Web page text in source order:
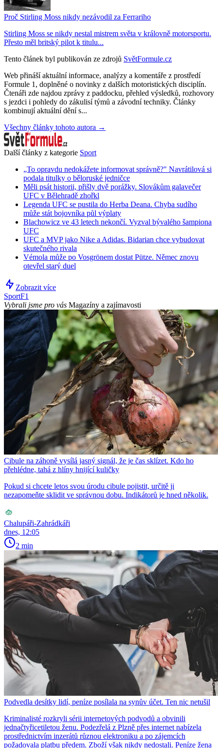
Proč Stirling Moss nikdy nezávodil za Ferrariho
Stirling Moss se nikdy nestal mistrem světa v královně motorsportu.
Přesto měl britský pilot k titulu...
Tento článek byl publikován ze zdrojů SvětFormule.cz
Web přináší aktuální informace, analýzy a komentáře z prostředí
Formule 1, doplněné o novinky z dalších motoristických disciplín.
Čtenáři zde najdou zprávy z paddocku, přehled výsledků, rozhovory
s jezdci i pohledy do zákulisí týmů a závodní techniky. Články
kombinují aktuální dění s...
Všechny články tohoto autora →
Další články z kategorie Sport
„To opravdu nedokážete informovat správně?" Navrátilová si
podala titulky o běloruské jedničce
Měli psát historii, přišly dvě porážky. Slovákům galavečer
UFC v Bělehradě zhořkl
Legenda UFC se pustila do Herba Deana. Chyba sudího
může stát bojovníka půl výplaty
Blachowicz ve 43 letech nekončí. Vyzval bývalého šampiona
UFC
UFC a MVP jako Nike a Adidas. Bidarian chce vybudovat
skutečného rivala
Vémola může po Vosgrönem dostat Pütze. Němec znovu
otevřel starý duel
Zobrazit více
SportF1
Vybrali jsme pro vás Magazíny a zajímavosti
Cibule na záhoně vysílá jasný signál, že je čas sklízet. Kdo ho
přehlédne, tahá z hlíny hnijící kuličky
Pokud si chcete letos svou úrodu cibule pojistit, určitě ji
nezapomeňte sklidit ve správnou dobu. Indikátorů je hned několik.
Chalupáři-Zahrádkáři
dnes, 12:05
2 min
Podvedla desítky lidí, peníze posílala na synův účet. Ten nic netušil
Kriminalisté rozkryli sérii internetových podvodů a obvinili
jednačtyřicetiletou ženu. Podezřelá z Plzně přes internet nabízela
prostřednictvím inzerátů různou elektroniku a po zájemcích
požadovala platbu předem. Zboží však nikdy nedostali. Peníze žena